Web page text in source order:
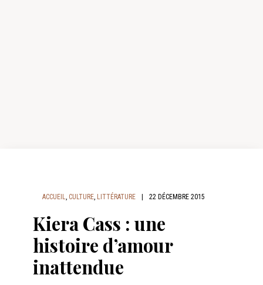
ACCUEIL, CULTURE, LITTÉRATURE 22 DÉCEMBRE 2015
Kiera Cass : une
histoire d’amour
inattendue